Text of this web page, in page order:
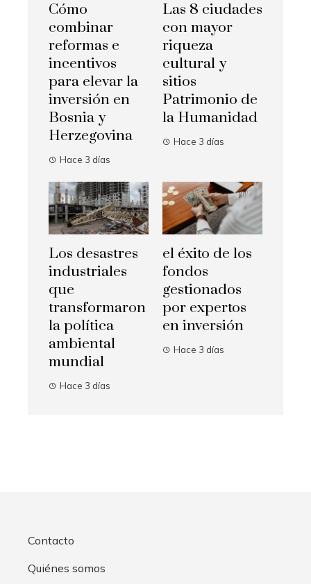
Cómo
combinar
reformas e
incentivos
para elevar la
inversión en
Bosnia y
Herzegovina
Hace 3 días
Las 8 ciudades
con mayor
riqueza
cultural y
sitios
Patrimonio de
la Humanidad
Hace 3 días
Los desastres
industriales
que
transformaron
la política
ambiental
mundial
Hace 3 días
el éxito de los
fondos
gestionados
por expertos
en inversión
Hace 3 días
Contacto
Quiénes somos